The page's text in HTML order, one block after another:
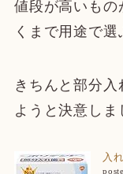
値段が高いもの
くまで用途で選
きちんと部分入
ようと決意しま
入